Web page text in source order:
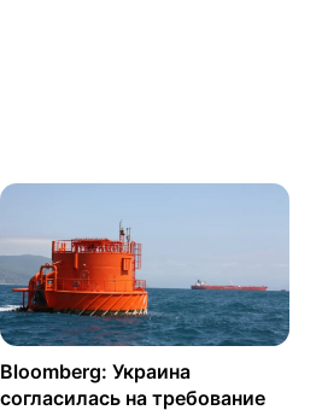
Bloomberg: Украина
согласилась на требование